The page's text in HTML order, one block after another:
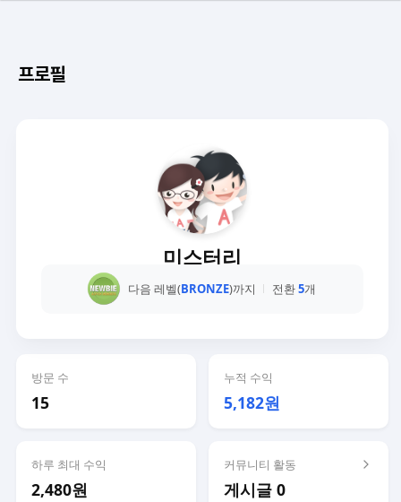
프로필
미스터리
다음 레벨(BRONZE)까지 전환5개
방문 수
15
누적 수익
5,182원
하루 최대 수익
2,480원
커뮤니티 활동
게시글 0